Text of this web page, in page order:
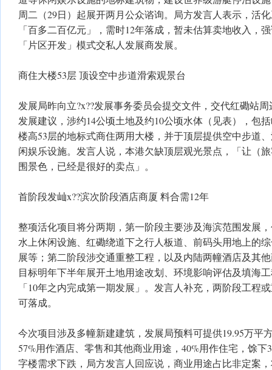
周二（29日）起展开两月公众谘询。局方发言人表示，活
「百多二百亿元」，需时12年落成，暂未估算卖地收入，
「片区开发」模式交私人发展商发展。
商住大楼53层 顶设空中步道滑索观景台
发展局昨向立?x??发展事务委员会提交文件，交代红磡站
发展建议，涉约14公顷土地及约10公顷水体（见表），包
楼高53层的地标式商住两用大楼，并于顶层提供空中步道
闲娱乐设施。发言人说，本港欠缺顶层观光景点，「让（
围景色，已经是很好的卖点」。
首阶段发屾x??滨次阶段酒店商厦 料合需12年
整项活化项目将分两期，第一阶段主要涉及海滨范围发展
水上休闲设施、红磡绕道下之行人板道、前码头用地上的
展等；第二阶段涉交通重整工程，以及内陆两幢酒店及其
目标明年下半年展开土地用途改划、环境影响评估及填海
「10年之内完成第一期发展」。发言人补充，两阶段工程
可落成。
今次项目涉及多幢新建建筑，发展局预料可提供19.95万平
57%用作酒店、零售和其他商业用途，40%用作住宅，馀
字楼需求下跌，局方发言人回应说，商业用途占比非定案